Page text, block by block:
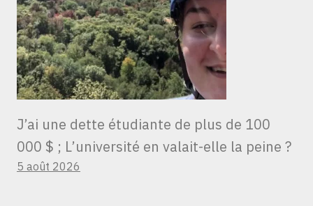
J’ai une dette étudiante de plus de 100
000 $ ; L’université en valait-elle la peine ?
5 août 2026